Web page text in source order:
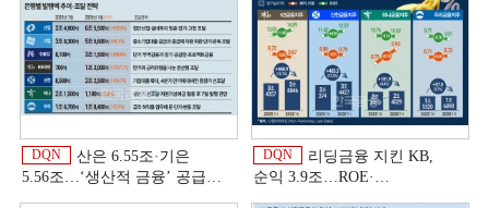
DQN
산은 6.55조·기은
5.56조…‘생산적 금융ʼ 공급
DQN
리딩금융 지킨 KB,
순익 3.9조…ROE·